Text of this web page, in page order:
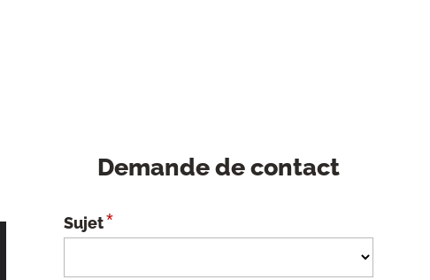
Demande de contact
Sujet*